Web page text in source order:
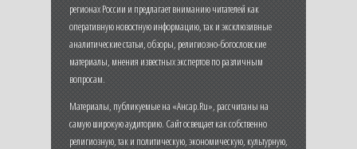
регионах России и предлагает вниманию читателей как
оперативную новостную информацию, так и эксклюзивные
аналитические статьи, обзоры, религиозно-богословские
материалы, мнения известных экспертов по различным
вопросам.
Материалы, публикуемые на «Ансар.Ru», рассчитаны на
самую широкую аудиторию. Сайт освещает как собственно
религиозную, так и политическую, экономическую, культурную,